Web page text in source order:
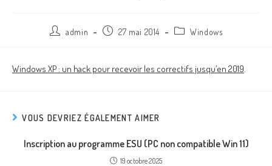
admin 27 mai 2014 Windows
Windows XP : un hack pour recevoir les correctifs jusqu’en 2019.
VOUS DEVRIEZ ÉGALEMENT AIMER
Inscription au programme ESU (PC non compatible Win 11)
19 octobre 2025